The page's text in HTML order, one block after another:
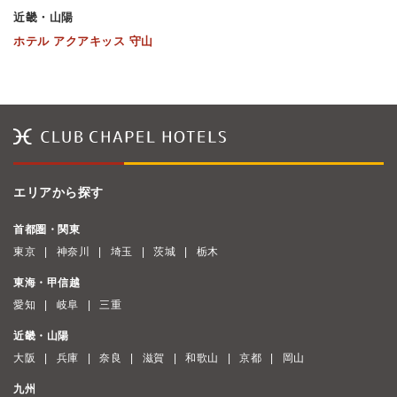
近畿・山陽
ホテル アクアキッス 守山
エリアから探す
首都圏・関東
東京
神奈川 埼玉 茨城 栃木
東海・甲信越
愛知
岐阜 三重
近畿・山陽
大阪
兵庫 奈良 滋賀 和歌山 京都 岡山
九州